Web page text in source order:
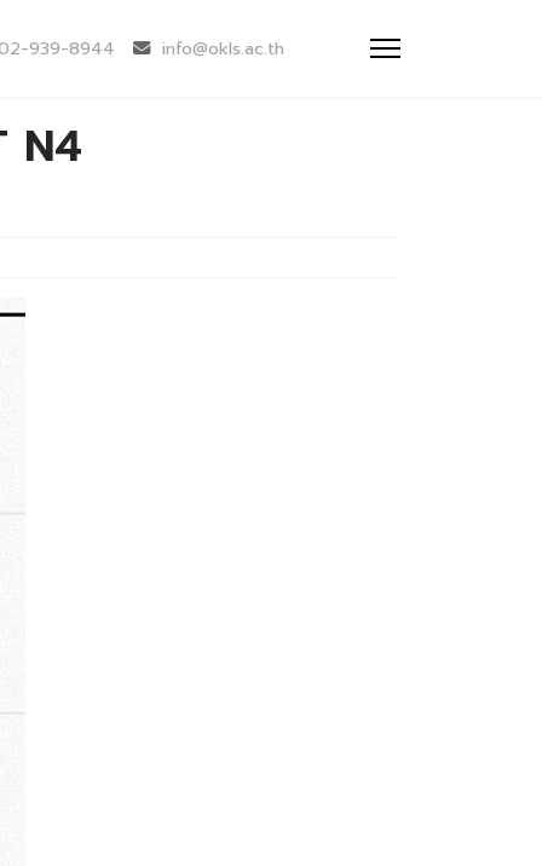
939-8944 info@okls.ac.th
N4